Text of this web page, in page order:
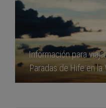
Información para
Paradas de Hife en la